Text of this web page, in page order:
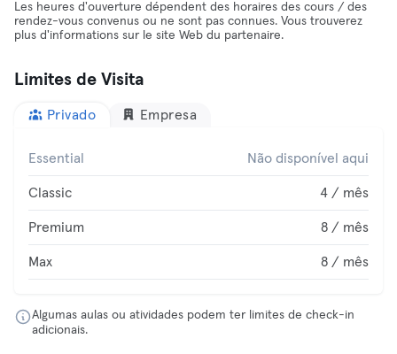
Les heures d'ouverture dépendent des horaires des cours / des
rendez-vous convenus ou ne sont pas connues. Vous trouverez
plus d'informations sur le site Web du partenaire.
Limites de Visita
Privado Empresa
Essential Não disponível aqui
Classic 4 / mês
Premium 8 / mês
Max 8 / mês
Algumas aulas ou atividades podem ter limites de check-in
adicionais.